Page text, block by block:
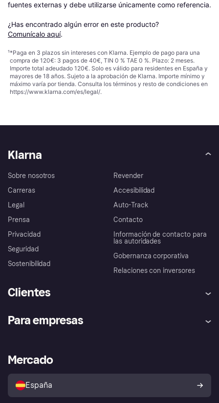
fuentes externas y debe utilizarse únicamente como referencia.
¿Has encontrado algún error en este producto?
Comunícalo aquí.
¹*Paga en 3 plazos sin intereses con Klarna. Ejemplo de pago para una
compra de 120€: 3 pagos de 40€, TIN 0 % TAE 0 %. Plazo: 2 meses.
Importe total adeudado 120€. Solo es válido para residentes en España y
mayores de 18 años. Sujeto a la aprobación de Klarna. Importe mínimo y
máximo varía por tienda. Consulta los términos y resto de condiciones en
https://www.klarna.com/es/legal/.
Klarna
Sobre nosotros
Carreras
Legal
Prensa
Privacidad
Seguridad
Sostenibilidad
Revender
Accesibilidad
Auto-Track
Contacto
Información de contacto para
las autoridades
Gobernanza corporativa
Relaciones con inversores
Clientes
Inicio de sesión
Directorio de tiendas
Política de protección al
comprador de Klarna
Reclamaciones
Para empresas
Acceso empresas
Mercado
España